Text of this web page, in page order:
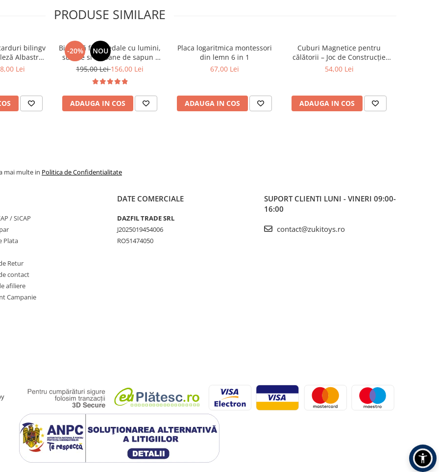
dezvoltare
PRODUSE SIMILARE
bilingv
Albastru
cuvinte)
Lei
-20% NOU
Bicicletă fără pedale cu lumini,
sunete si baloane de sapun -
roz
195,00 Lei156,00 Lei
ADAUGA IN COS
Placa logaritmica montessori
din lemn 6 in 1
67,00 Lei
ADAUGA IN COS
Cuburi Magnetice pentru
călătorii – Joc de Construcție
STEM, 3 ani+
54,00 Lei
ADAUGA IN COS
mai multe in Politica de Confidentialitate
/ SICAP
Plata
Retur
contact
afiliere
Campanie
DATE COMERCIALE
DAZFIL TRADE SRL
J2025019454006
RO51474050
SUPORT CLIENTI LUNI - VINERI 09:00-
16:00
contact@zukitoys.ro